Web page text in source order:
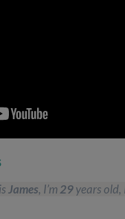
James, I’m29years old,